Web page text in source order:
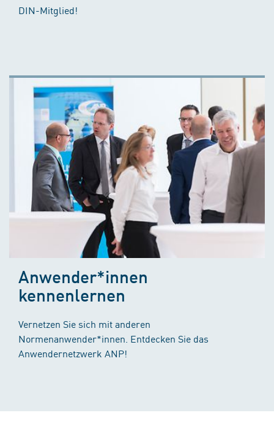
DIN-Mitglied!
Anwender*innen
kennenlernen
Vernetzen Sie sich mit anderen
Normenanwender*innen. Entdecken Sie das
Anwendernetzwerk ANP!